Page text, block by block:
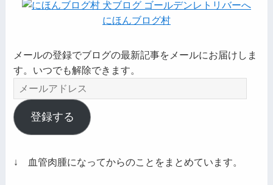
にほんブログ村
メールの登録でブログの最新記事をメールにお届けしま
す。いつでも解除できます。
メ
ー
ル
ア
レ
登録する
↓ 血管肉腫になってからのことをまとめています。